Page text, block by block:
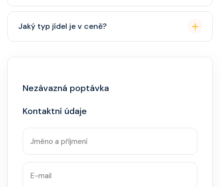
klub (od 3 let).
někdy "Evening Chic" – doporučeno, ale není nutný
smoking.
Jaký typ jídel je v ceně?
Nezávazná poptávka
Kontaktní údaje